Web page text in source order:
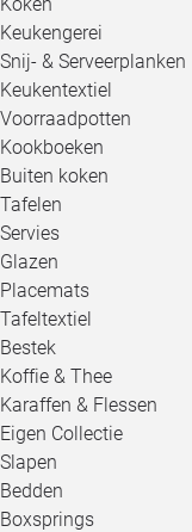
Keukengerei
Snij- & Serveerplanken
Keukentextiel
Voorraadpotten
Kookboeken
Buiten koken
Tafelen
Servies
Glazen
Placemats
Tafeltextiel
Bestek
Koffie & Thee
Karaffen & Flessen
Eigen Collectie
Slapen
Bedden
Boxsprings